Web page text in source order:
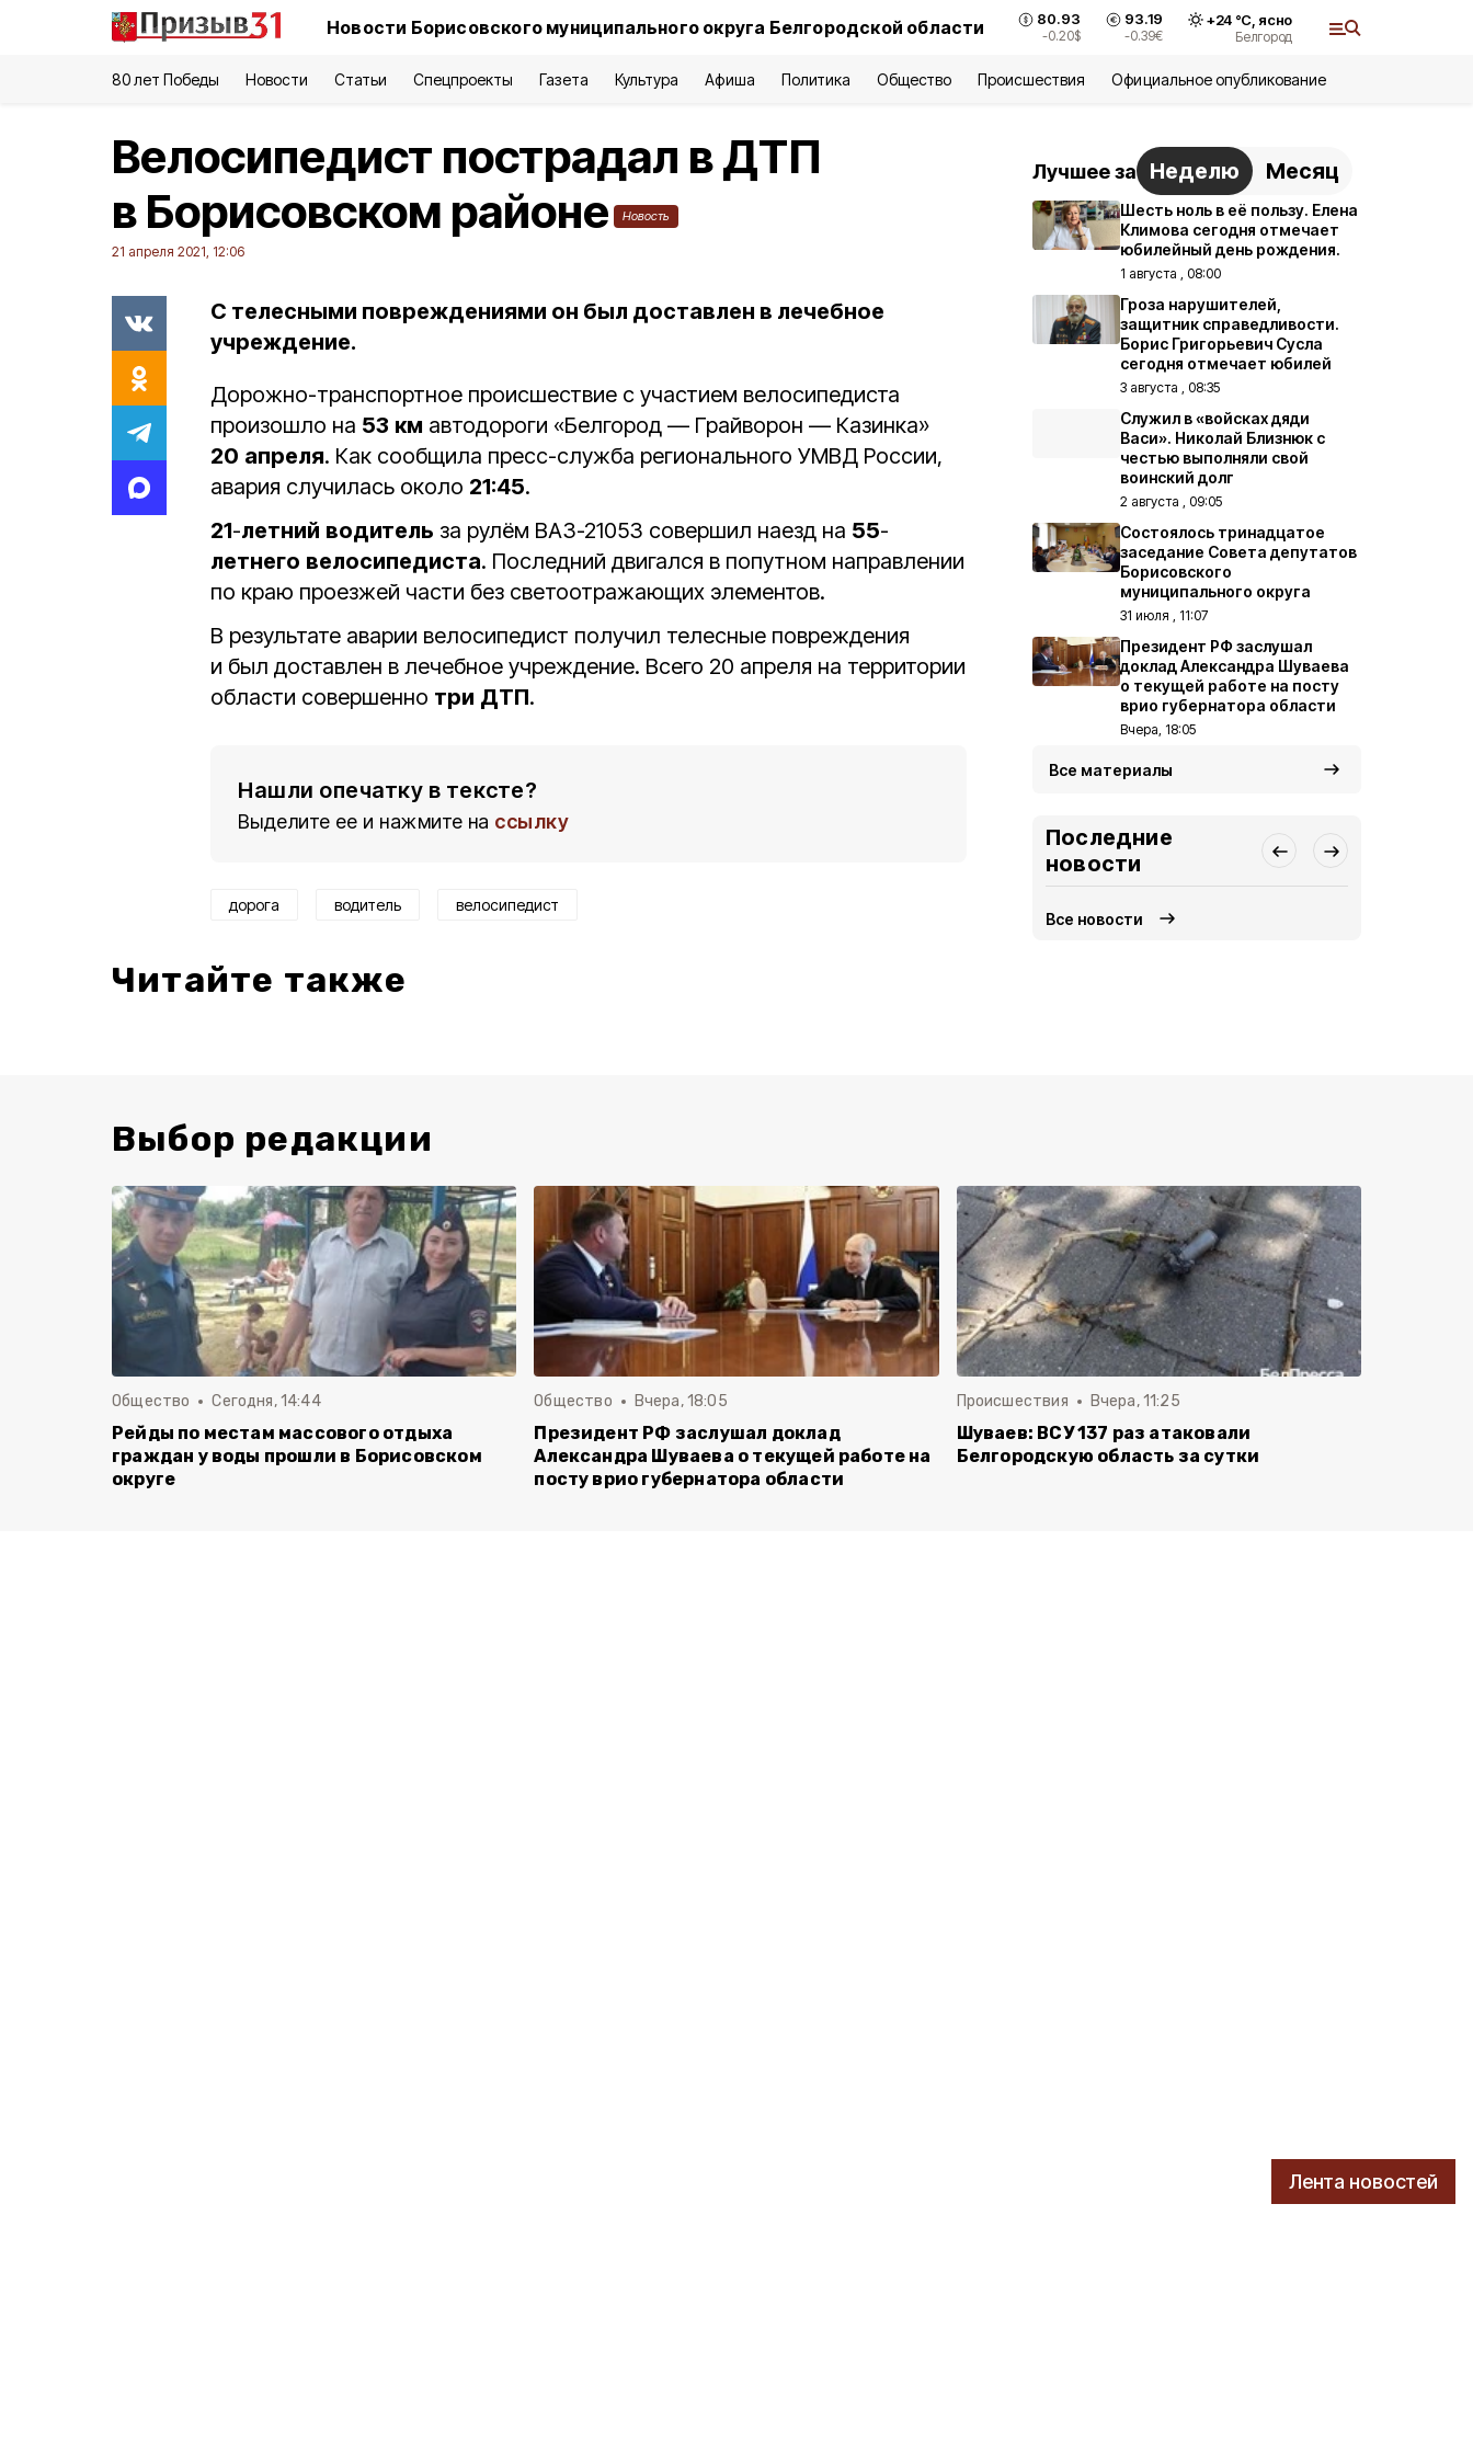
Новости Борисовского муниципального округа Белгородской области 80.93
-0.20$
93.19
-0.39€
+24°С, ясно
Белгород
80 лет Победы Новости Статьи Спецпроекты Газета Культура Афиша Политика Общество Происшествия Официальное опубликование
Лента новостей
Велосипедист пострадал в ДТП
в Борисовском районе
Новость
21 апреля 2021, 12:06
С телесными повреждениями он был доставлен в лечебное
учреждение.
Дорожно-транспортное происшествие с участием велосипедиста
произошло на 53 км автодороги «Белгород — Грайворон — Казинка»
20 апреля. Как сообщила пресс-служба регионального УМВД России,
авария случилась около 21:45.
21-летний водитель за рулём ВАЗ-21053 совершил наезд на 55-
летнего велосипедиста. Последний двигался в попутном направлении
по краю проезжей части без светоотражающих элементов.
В результате аварии велосипедист получил телесные повреждения
и был доставлен в лечебное учреждение. Всего 20 апреля на территории
области совершенно три ДТП.
Нашли опечатку в тексте?
Выделите ее и нажмите на ссылку
дорога водитель велосипедист
Читайте также
Лучшее за Неделю Месяц
Шесть ноль в её пользу. Елена
Климова сегодня отмечает
юбилейный день рождения.
1 августа , 08:00
Гроза нарушителей,
защитник справедливости.
Борис Григорьевич Сусла
сегодня отмечает юбилей
3 августа , 08:35
Служил в «войсках дяди
Васи». Николай Близнюк с
честью выполняли свой
воинский долг
2 августа , 09:05
Состоялось тринадцатое
заседание Совета депутатов
Борисовского
муниципального округа
31 июля , 11:07
Президент РФ заслушал
доклад Александра Шуваева
о текущей работе на посту
врио губернатора области
Вчера, 18:05
Все материалы
Последние
новости
Все новости
Выбор редакции
Общество Сегодня, 14:44
Рейды по местам массового отдыха
граждан у воды прошли в Борисовском
округе
Общество Вчера, 18:05
Президент РФ заслушал доклад
Александра Шуваева о текущей работе на
посту врио губернатора области
Происшествия Вчера, 11:25
Шуваев: ВСУ 137 раз атаковали
Белгородскую область за сутки